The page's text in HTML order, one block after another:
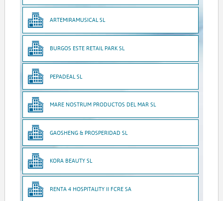
ARTEMIRAMUSICAL SL
BURGOS ESTE RETAIL PARK SL
PEPADEAL SL
MARE NOSTRUM PRODUCTOS DEL MAR SL
GAOSHENG & PROSPERIDAD SL
KORA BEAUTY SL
RENTA 4 HOSPITALITY II FCRE SA